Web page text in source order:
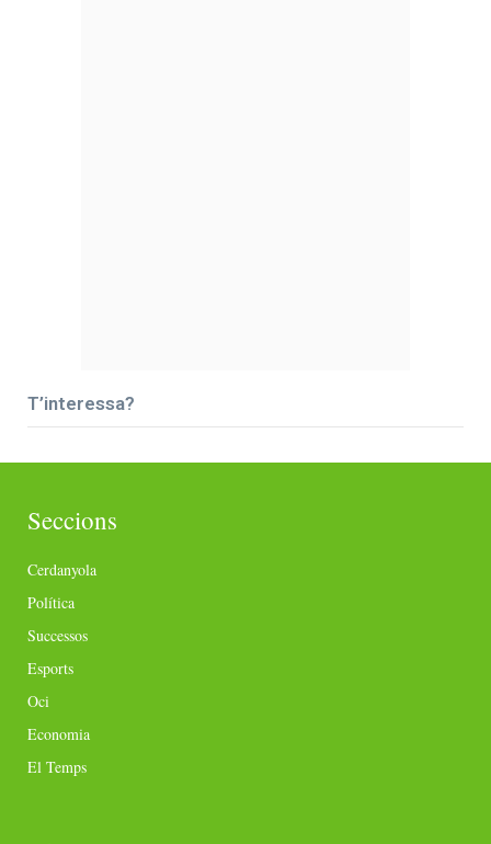
T’interessa?
Seccions
Cerdanyola
Política
Successos
Esports
Oci
Economia
El Temps